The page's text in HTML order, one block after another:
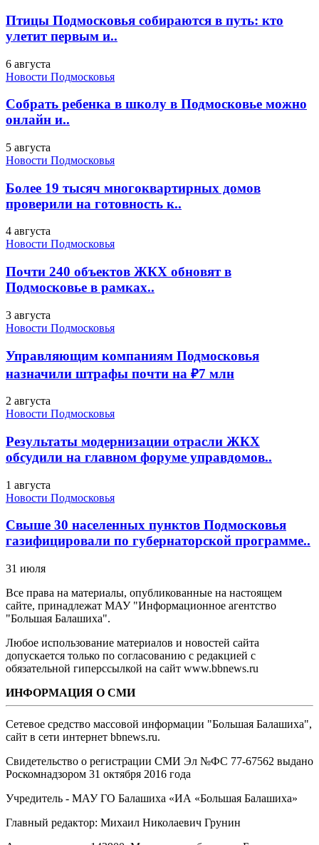
Птицы Подмосковья собираются в путь: кто
улетит первым и..
6 августа
Новости Подмосковья
Собрать ребенка в школу в Подмосковье можно
онлайн и..
5 августа
Новости Подмосковья
Более 19 тысяч многоквартирных домов
проверили на готовность к..
4 августа
Новости Подмосковья
Почти 240 объектов ЖКХ обновят в
Подмосковье в рамках..
3 августа
Новости Подмосковья
Управляющим компаниям Подмосковья
назначили штрафы почти на ₽7 млн
2 августа
Новости Подмосковья
Результаты модернизации отрасли ЖКХ
обсудили на главном форуме управдомов..
1 августа
Новости Подмосковья
Свыше 30 населенных пунктов Подмосковья
газифицировали по губернаторской программе..
31 июля
Все права на материалы, опубликованные на настоящем
сайте, принадлежат МАУ "Информационное агентство
"Большая Балашиха".
Любое использование материалов и новостей сайта
допускается только по согласованию с редакцией с
обязательной гиперссылкой на сайт www.bbnews.ru
ИНФОРМАЦИЯ О СМИ
Сетевое средство массовой информации "Большая Балашиха",
сайт в сети интернет bbnews.ru.
Свидетельство о регистрации СМИ Эл №ФС ‎77-67562 выдано
Роскомнадзором 31 октября 2016 года
Учредитель - МАУ ГО Балашиха «ИА «Большая Балашиха»
Главный редактор: Михаил Николаевич Грунин